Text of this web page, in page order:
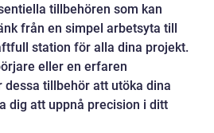
tillbehören som kan
från en simpel arbetsyta till
station för alla dina projekt.
eller en erfaren
dessa tillbehör att utöka dina
dig att uppnå precision i ditt